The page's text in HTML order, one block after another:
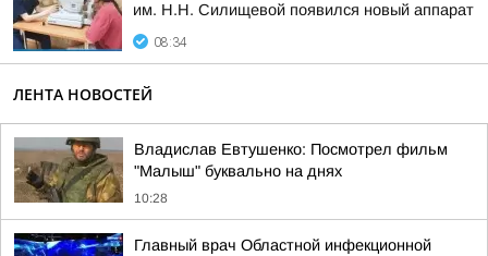
им. Н.Н. Силищевой появился новый аппарат
08:34
ЛЕНТА НОВОСТЕЙ
Владислав Евтушенко: Посмотрел фильм
"Малыш" буквально на днях
10:28
Главный врач Областной инфекционной